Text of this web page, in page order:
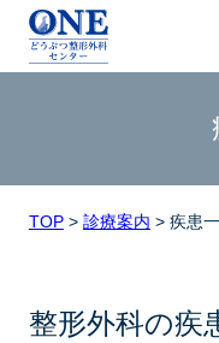
TOP> 診療案内 > 疾患
整形外科の疾